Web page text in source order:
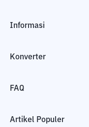
Informasi
Konverter
FAQ
Artikel Populer